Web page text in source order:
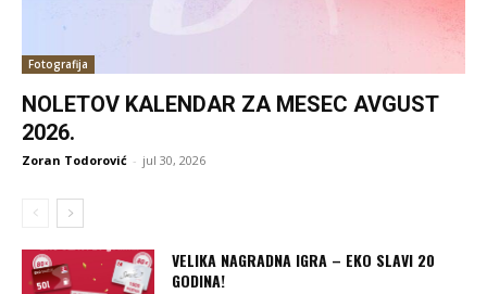
Fotografija
NOLETOV KALENDAR ZA MESEC AVGUST
2026.
Zoran Todorović - jul 30, 2026
VELIKA NAGRADNA IGRA – EKO SLAVI 20
GODINA!